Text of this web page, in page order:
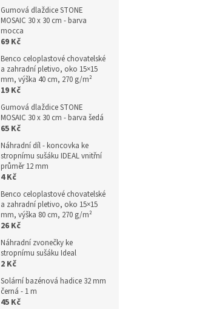
Gumová dlaždice STONE
MOSAIC 30 x 30 cm - barva
mocca
69 Kč
Benco celoplastové chovatelské
a zahradní pletivo, oko 15×15
mm, výška 40 cm, 270 g/m²
19 Kč
Gumová dlaždice STONE
MOSAIC 30 x 30 cm - barva šedá
65 Kč
Náhradní díl - koncovka ke
stropnímu sušáku IDEAL vnitřní
průměr 12 mm
4 Kč
Benco celoplastové chovatelské
a zahradní pletivo, oko 15×15
mm, výška 80 cm, 270 g/m²
26 Kč
Náhradní zvonečky ke
stropnímu sušáku Ideal
2 Kč
Solární bazénová hadice 32 mm
černá - 1 m
45 Kč